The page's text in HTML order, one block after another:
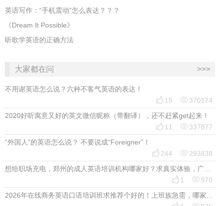
英语写作：“手机震动”怎么表达？？？
《Dream It Possible》
听歌学英语的正确方法
大家都在问 >>>
不用谢英语怎么说？六种不客气英语的表达！
 15 370174
2020好听寓意又好的英文微信昵称（带翻译），还不赶紧get起来！
 11 337877
“外国人”的英语怎么说？ 不要说成“Foreigner”！
 244 293838
 1 970